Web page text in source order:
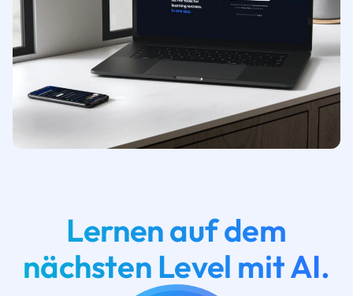
Lernen auf dem
nächsten Level mit AI.